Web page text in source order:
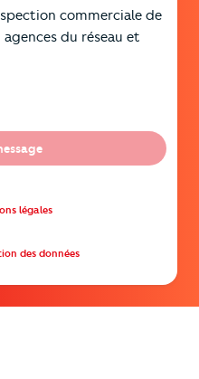
commerciale de
du réseau et
légales
des données